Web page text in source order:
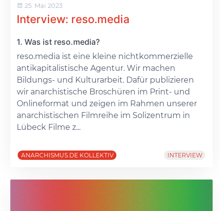
25. Mai 2023
Interview: reso.media
1. Was ist reso.media?
reso.media ist eine kleine nichtkommerzielle
antikapitalistische Agentur. Wir machen
Bildungs- und Kulturarbeit. Dafür publizieren
wir anarchistische Broschüren im Print- und
Onlineformat und zeigen im Rahmen unserer
anarchistischen Filmreihe im Solizentrum in
Lübeck Filme z...
ANARCHISMUS.DE KOLLEKTIV INTERVIEW